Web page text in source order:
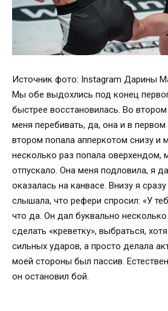
Источник фото: Instagram Дарины
Мы обе выдохлись под конец
быстрее восстановилась. Во
меня перебивать, да, она и в
втором попала апперкотом снизу и
несколько раз попала оверхендом,
отпускало. Она меня подловила, я
оказалась на канвасе. Внизу я
слышала, что рефери спросил: «У
что да. Он дал буквально
сделать «креветку», выбраться,
сильных ударов, а просто делала
моей стороны был пассив.
он остановил бой.